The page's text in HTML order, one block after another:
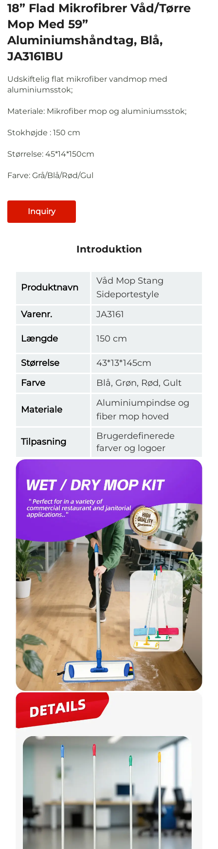
18” Flad Mikrofibrer Våd/tørre
Mop Med 59”
Aluminiumshåndtag, Blå,
JA3161BU
Udskiftelig flat mikrofiber vandmop med
aluminiumsstok;
Materiale: Mikrofiber mop og aluminiumsstok;
Stokhøjde : 150 cm
Størrelse: 45*14*150cm
Farve: Grå/Blå/Rød/Gul
Inquiry
Introduktion
Produktnavn
Våd Mop Stang
Sideportestyle
Varenr.
JA3161
Længde 150 cm
Størrelse
43*13*145cm
Farve
Blå, Grøn, Rød, Gult
Materiale
Aluminiumpindse og
fiber mop hoved
Tilpasning
Brugerdefinerede
farver og logoer